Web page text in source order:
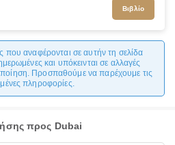
Βιβλίο
που αναφέρονται σε αυτήν τη σελίδα
και υπόκεινται σε αλλαγές
Προσπαθούμε να παρέχουμε τις
πληροφορίες.
προς Dubai